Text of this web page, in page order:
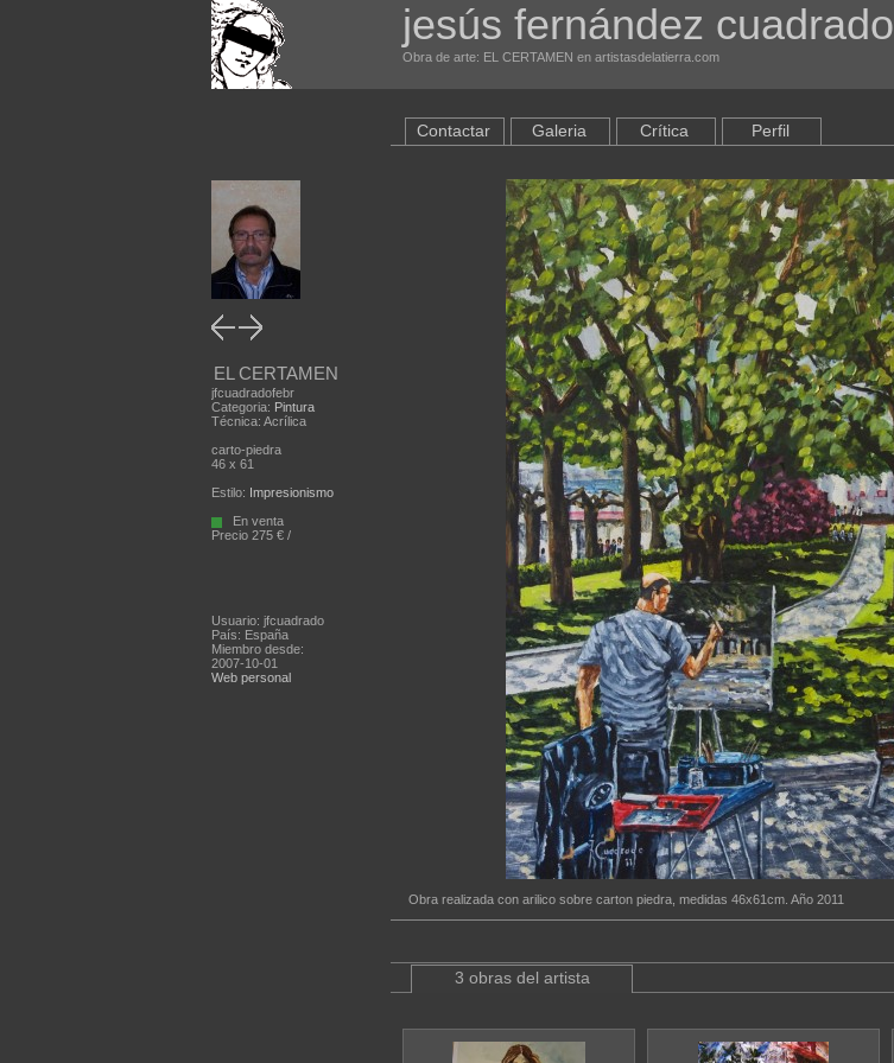
jesús fernández cuadrado
Obra de arte: EL CERTAMEN en artistasdelatierra.com
EL CERTAMEN
jfcuadradofebr
Categoria: Pintura
Técnica: Acrílica
carto-piedra
46 x 61
Estilo: Impresionismo
En venta
Precio 275 € /
Usuario: jfcuadrado
País: España
Miembro desde:
2007-10-01
Web personal
Contactar Galeria Crítica Perfil
Obra realizada con arilico sobre carton piedra, medidas 46x61cm. Año 2011
3 obras del artista